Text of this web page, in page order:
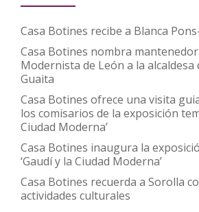
Casa Botines recibe a Blanca
Casa Botines nombra
Modernista de León a la alcaldesa
Guaita
Casa Botines ofrece una visita
los comisarios de la exposición
Ciudad Moderna’
Casa Botines inaugura la
‘Gaudí y la Ciudad Moderna’
Casa Botines recuerda a Sorolla
actividades culturales